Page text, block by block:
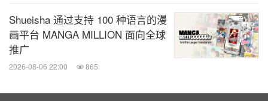
Shueisha 通过支持 100 种语言的漫
画平台 MANGA MILLION 面向全球
推广
2026-08-06 22:00 865